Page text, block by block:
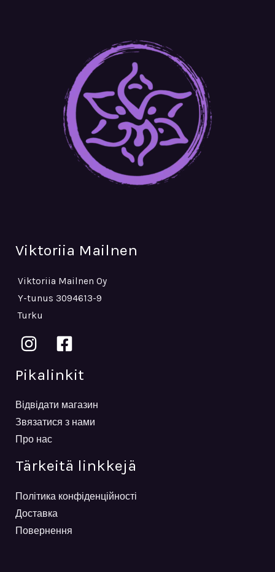
Viktoriia Mailnen
Viktoriia Mailnen Oy
Y-tunus 3094613-9
Turku
Pikalinkit
Відвідати магазин
Звязатися з нами
Про нас
Tärkeitä linkkejä
Політика конфіденційності
Доставка
Повернення